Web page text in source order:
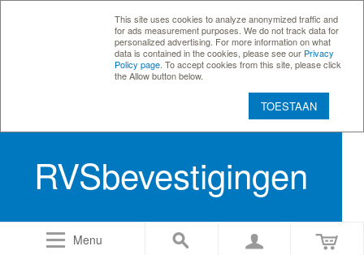
This site uses cookies to analyze anonymized traffic and
for ads measurement purposes. We do not track data for
personalized advertising. For more information on what
data is contained in the cookies, please see our Privacy
Policy page . To accept cookies from this site, please click
the Allow button below.
TOESTAAN
RVSbevestigingen
Menu